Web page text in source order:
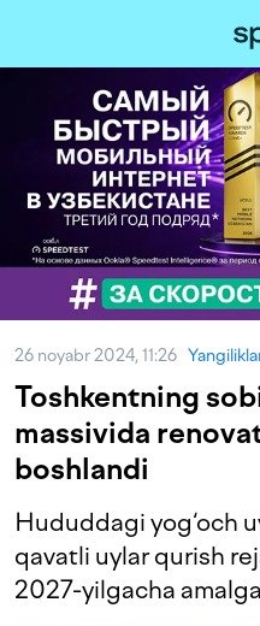
26 noyabr 2024, 11:26
Toshkentning
massivida
boshlandi
Hududdagi yog‘och
qavatli uylar qurish
2027-yilgacha